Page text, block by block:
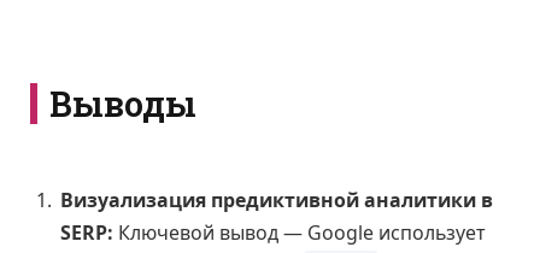
Выводы
Визуализация предиктивной аналитики в
SERP: Ключевой вывод — Google использует